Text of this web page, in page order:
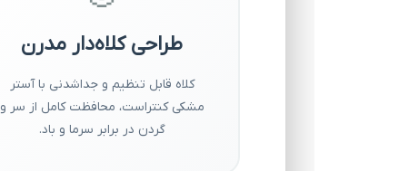
طراحی کلاه‌دار مدرن
کلاه قابل تنظیم و جداشدنی با آستر
مشکی کنتراست، محافظت کامل از سر و
گردن در برابر سرما و باد.